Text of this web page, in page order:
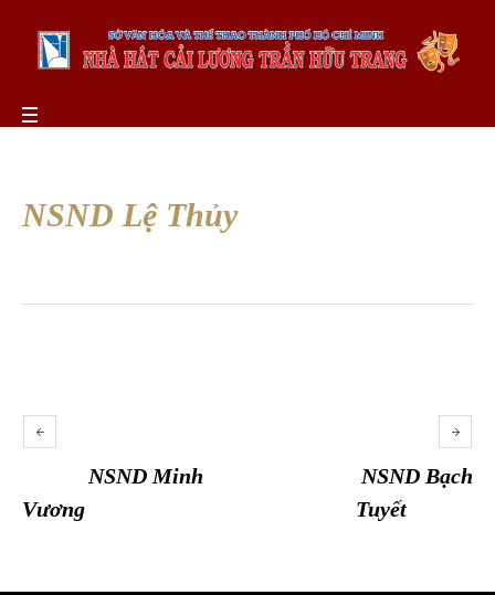
NSND Lệ Thủy
NSND Minh
Vương
NSND Bạch
Tuyết